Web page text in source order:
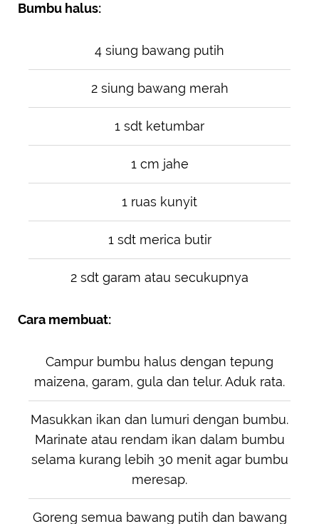
Bumbu halus:
4 siung bawang putih
2 siung bawang merah
1 sdt ketumbar
1 cm jahe
1 ruas kunyit
1 sdt merica butir
2 sdt garam atau secukupnya
Cara membuat:
Campur bumbu halus dengan tepung
maizena, garam, gula dan telur. Aduk rata.
Masukkan ikan dan lumuri dengan bumbu.
Marinate atau rendam ikan dalam bumbu
selama kurang lebih 30 menit agar bumbu
meresap.
Goreng semua bawang putih dan bawang